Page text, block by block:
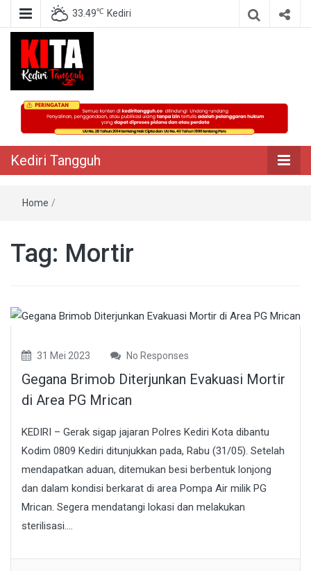
33.49℃ Kediri
Kediri Tangguh
Berita Akurat Terpercaya
Kediri Tangguh
Home /
Tag: Mortir
31 Mei 2023 No Responses
Gegana Brimob Diterjunkan Evakuasi Mortir
di Area PG Mrican
KEDIRI – Gerak sigap jajaran Polres Kediri Kota dibantu
Kodim 0809 Kediri ditunjukkan pada, Rabu (31/05). Setelah
mendapatkan aduan, ditemukan besi berbentuk lonjong
dan dalam kondisi berkarat di area Pompa Air milik PG
Mrican. Segera mendatangi lokasi dan melakukan
sterilisasi....